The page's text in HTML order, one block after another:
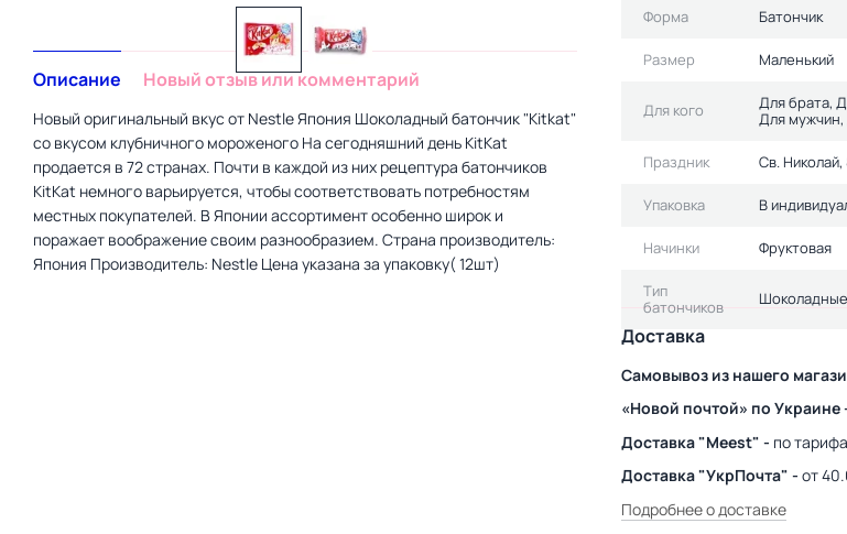
Описание Новый отзыв или комментарий
Новый оригинальный вкус от Nestle Япония Шоколадный батончик "Kitkat"
со вкусом клубничного мороженого На сегодняшний день KitKat
продается в 72 странах. Почти в каждой из них рецептура батончиков
KitKat немного варьируется, чтобы соответствовать потребностям
местных покупателей. В Японии ассортимент особенно широк и
поражает воображение своим разнообразием. Страна производитель:
Япония Производитель: Nestle Цена указана за упаковку( 12шт)
Форма Батончик
Размер Маленький
Для кого
Для брата,
Для мужчин,
Праздник Св.
Упаковка В
Начинки Фруктовая
Тип
батончиков
Шоколадные
Доставка
Самовывоз из нашего
«Новой почтой» по Украине
Доставка "Meest" - по
Доставка "УкрПочта" - от
Подробнее о доставке